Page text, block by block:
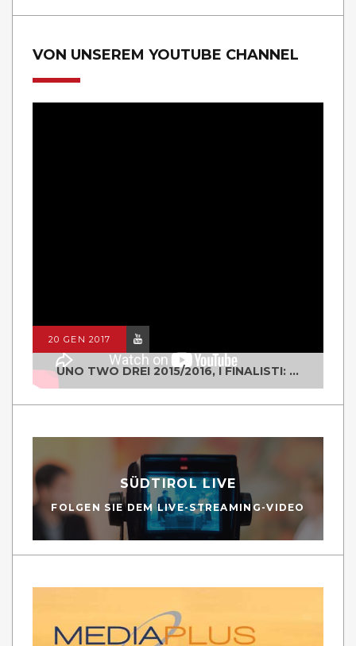
VON UNSEREM YOUTUBE CHANNEL
20 GEN 2017
UNO TWO DREI 2015/2016, I FINALISTI: CLASSE IV ALS ISTITUTO "DEGASPERI" BORGO VALSUGANA
SÜDTIROL LIVE
FOLGEN SIE DEM LIVE-STREAMING-VIDEO